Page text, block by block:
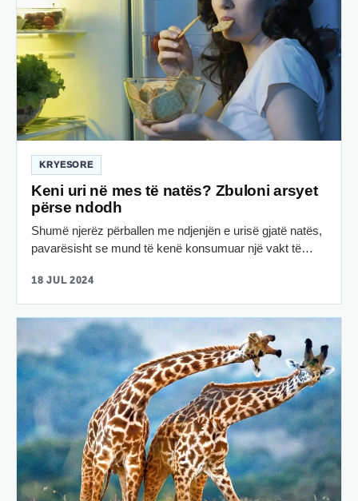
KRYESORE
Keni uri në mes të natës? Zbuloni arsyet
përse ndodh
Shumë njerëz përballen me ndjenjën e urisë gjatë natës,
pavarësisht se mund të kenë konsumuar një vakt të…
18 JUL 2024